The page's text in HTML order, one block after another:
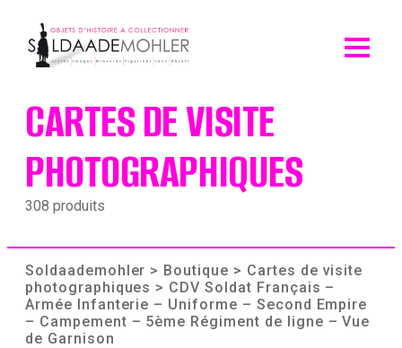
content
CARTES DE VISITE
PHOTOGRAPHIQUES
308 produits
Soldaademohler > Boutique > Cartes de visite
photographiques > CDV Soldat Français –
Armée Infanterie – Uniforme – Second Empire
– Campement – 5ème Régiment de ligne – Vue
de Garnison